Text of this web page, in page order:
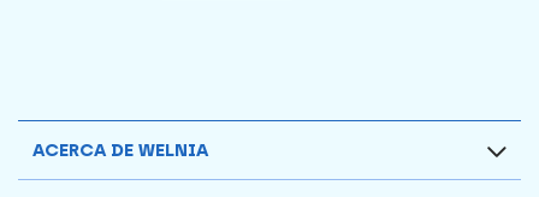
ACERCA DE WELNIA